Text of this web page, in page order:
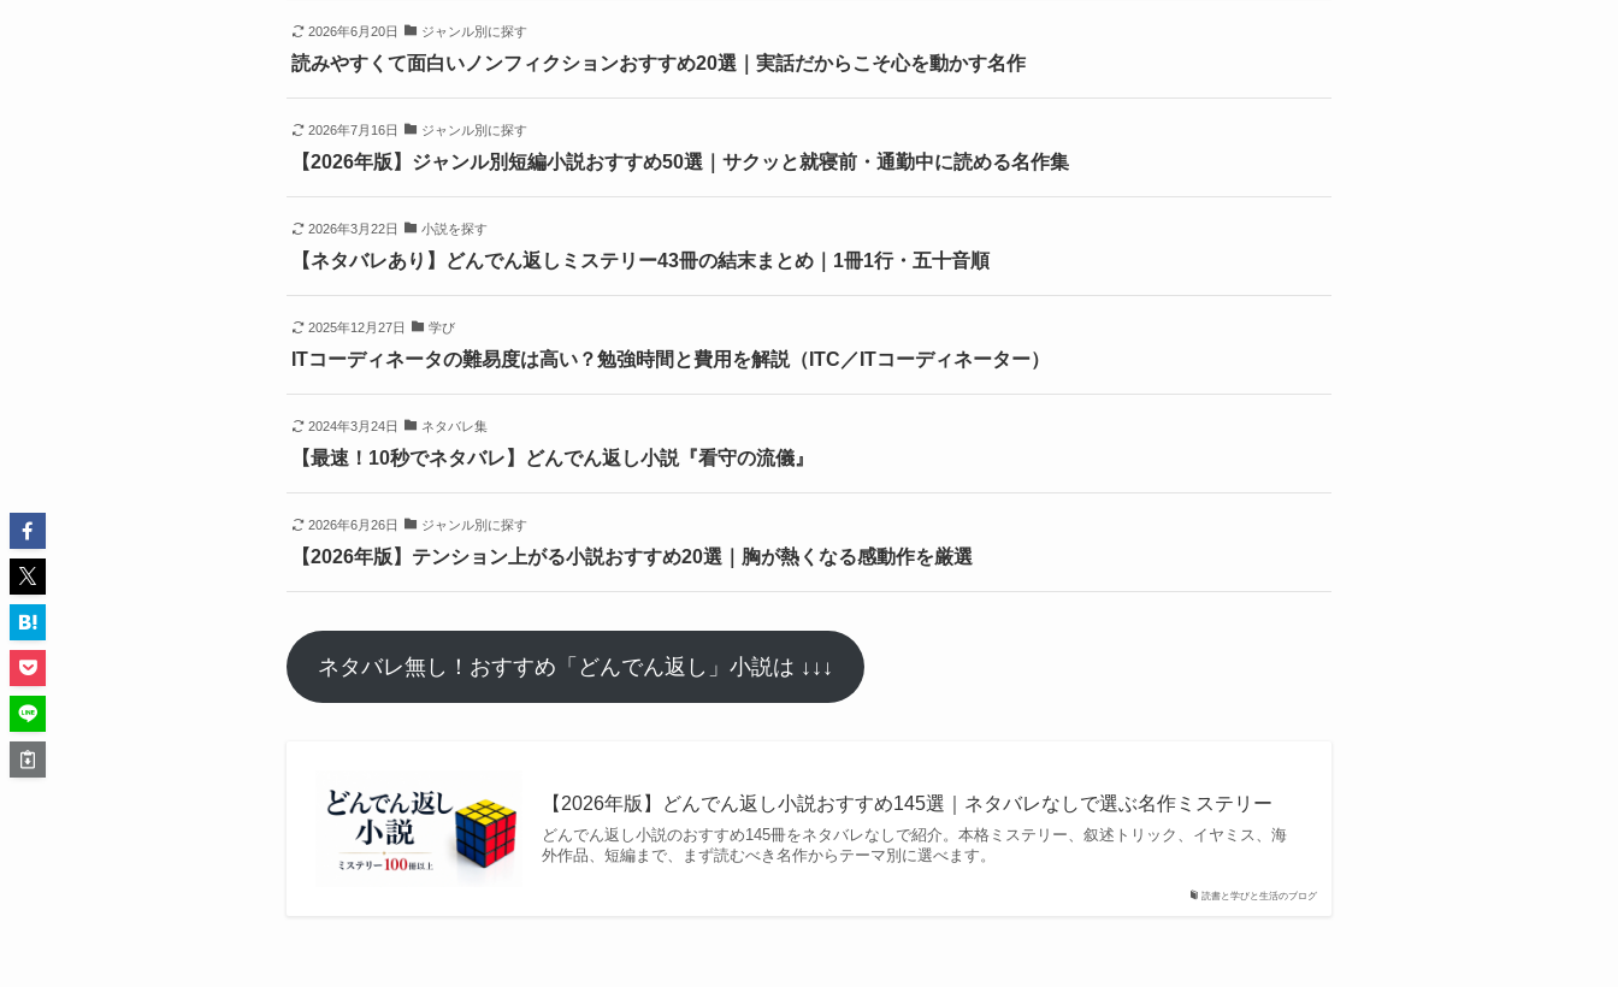
2026年6月20日 ジャンル別に探す
読みやすくて面白いノンフィクションおすすめ20選｜実話だからこそ心を動かす名作
2026年7月16日 ジャンル別に探す
【2026年版】ジャンル別短編小説おすすめ50選｜サクッと就寝前・通勤中に読める名作集
2026年3月22日 小説を探す
【ネタバレあり】どんでん返しミステリー43冊の結末まとめ｜1冊1行・五十音順
2025年12月27日 学び
ITコーディネータの難易度は高い？勉強時間と費用を解説（ITC／ITコーディネーター）
2024年3月24日 ネタバレ集
【最速！10秒でネタバレ】どんでん返し小説『看守の流儀』
2026年6月26日 ジャンル別に探す
【2026年版】テンション上がる小説おすすめ20選｜胸が熱くなる感動作を厳選
ネタバレ無し！おすすめ「どんでん返し」小説は ↓↓↓
読書と学びと生活のブログ
【2026年版】どんでん返し小説おすすめ145選｜ネタバレなしで選ぶ名作ミステリー
どんでん返し小説のおすすめ145冊をネタバレなしで紹介。本格ミステリー、叙述トリック、イヤミス、海
外作品、短編まで、まず読むべき名作からテーマ別に選べます。